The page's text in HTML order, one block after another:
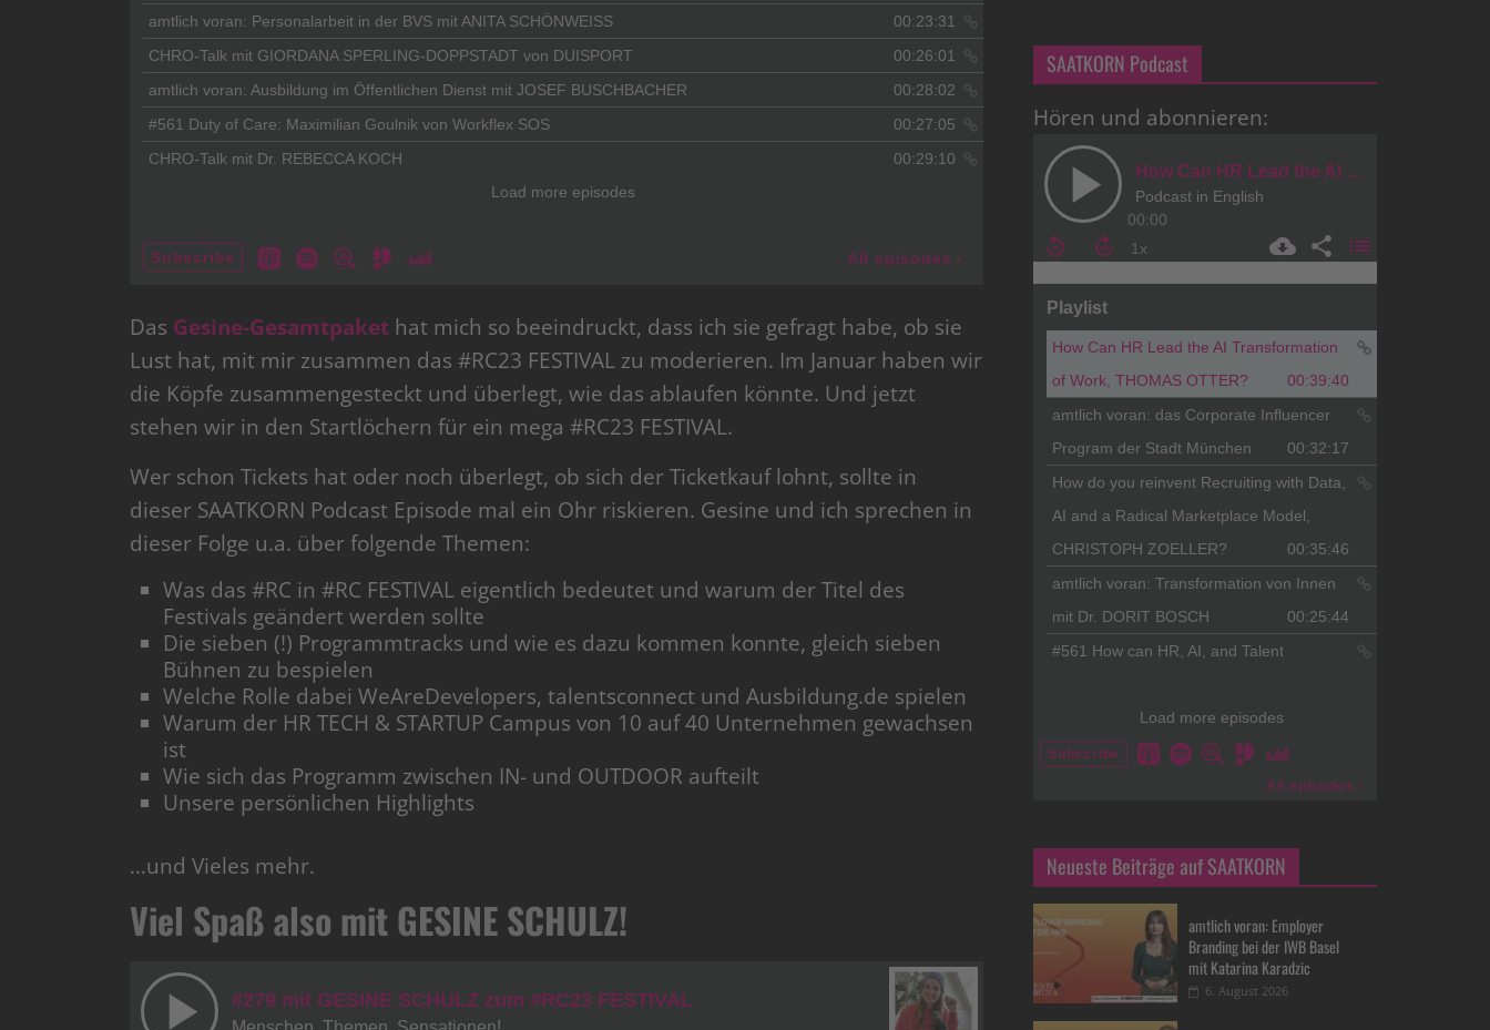
Das Gesine-Gesamtpaket hat mich so beeindruckt, dass ich sie gefragt habe, ob sie
Lust hat, mit mir zusammen das #RC23 FESTIVAL zu moderieren. Im Januar haben wir
die Köpfe zusammengesteckt und überlegt, wie das ablaufen könnte. Und jetzt
stehen wir in den Startlöchern für ein mega #RC23 FESTIVAL.
Wer schon Tickets hat oder noch überlegt, ob sich der Ticketkauf lohnt, sollte in
dieser SAATKORN Podcast Episode mal ein Ohr riskieren. Gesine und ich sprechen in
dieser Folge u.a. über folgende Themen:
Was das #RC in #RC FESTIVAL eigentlich bedeutet und warum der Titel des
Festivals geändert werden sollte
Die sieben (!) Programmtracks und wie es dazu kommen konnte, gleich sieben
Bühnen zu bespielen
Welche Rolle dabei WeAreDevelopers, talentsconnect und Ausbildung.de spielen
Warum der HR TECH & STARTUP Campus von 10 auf 40 Unternehmen gewachsen
ist
Wie sich das Programm zwischen IN- und OUTDOOR aufteilt
Unsere persönlichen Highlights
…und Vieles mehr.
Viel Spaß also mit GESINE SCHULZ!
SAATKORN Podcast
Hören und abonnieren:
Neueste Beiträge auf SAATKORN
amtlich voran: Employer
Branding bei der IWB Basel
mit Katarina Karadzic
6. August 2026